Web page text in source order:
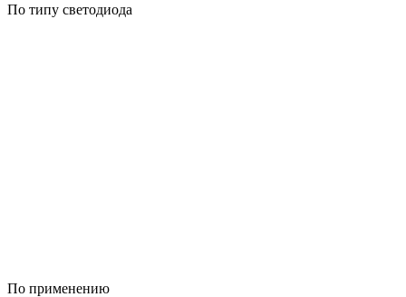
По типу светодиода
По применению